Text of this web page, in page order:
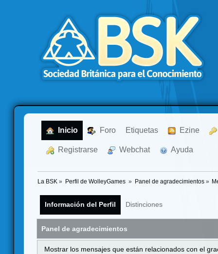
Inicio Foro Etiquetas Ezine
Registrarse Webchat Ayuda
La BSK » Perfil de WolleyGames » Panel de agradecimientos»
Información del Perfil Distinciones
Panel de agradecimientos
Mostrar los mensajes que están relacionados con el